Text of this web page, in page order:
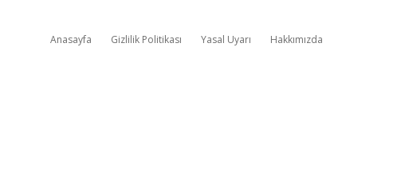
Anasayfa Gizlilik Politikası Yasal Uyarı Hakkımızda